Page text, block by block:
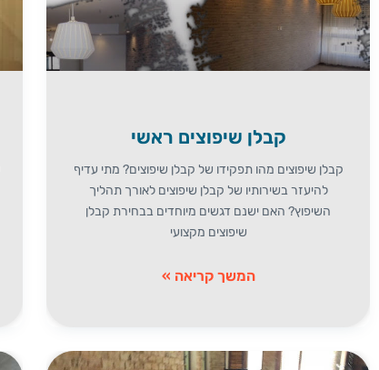
קבלן שיפוצים ראשי
קבלן שיפוצים מהו תפקידו של קבלן שיפוצים? מתי עדיף
להיעזר בשירותיו של קבלן שיפוצים לאורך תהליך
השיפוץ? האם ישנם דגשים מיוחדים בבחירת קבלן
שיפוצים מקצועי
המשך קריאה »